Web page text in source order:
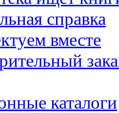
справка
вместе
каталоги